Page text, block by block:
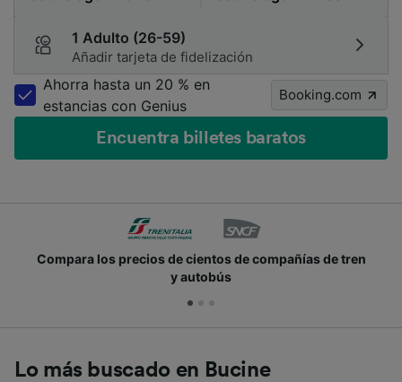
1 Adulto (26-59)
Añadir tarjeta de fidelización
Ahorra hasta un 20 % en
estancias con Genius
Booking.com
Encuentra billetes baratos
Compara los precios de cientos de compañías de tren
y autobús
Lo más buscado en Bucine